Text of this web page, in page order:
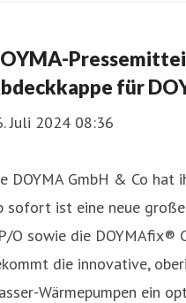
für
Juli 2024 08:36
DOYMA GmbH & Co hat
sofort ist eine neue
O sowie die DOYMAfix®
die innovative,
Wärmepumpen ein